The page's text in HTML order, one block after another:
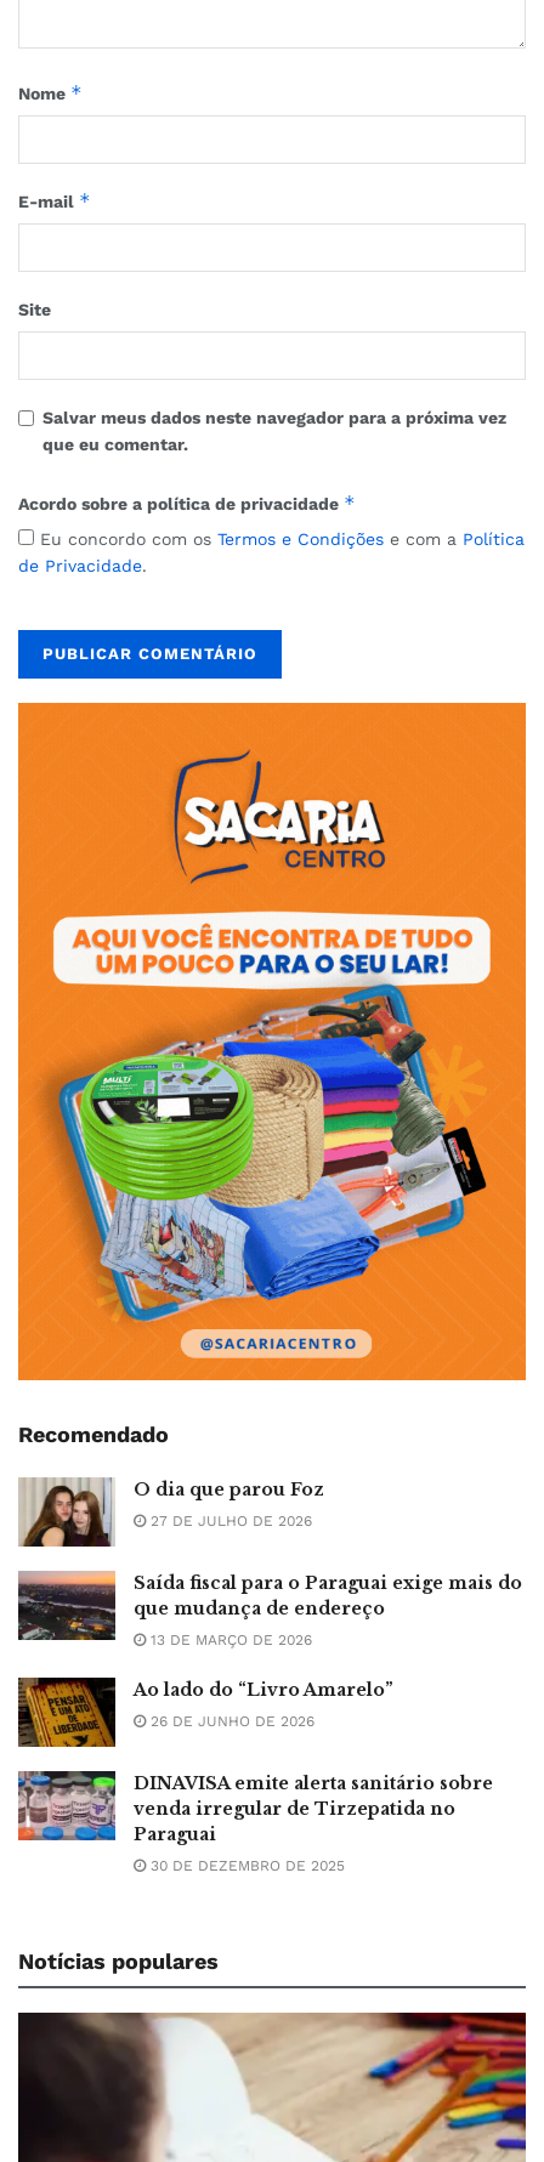
Nome *
E-mail *
Site
Salvar meus dados neste navegador para a próxima vez
que eu comentar.
Acordo sobre a política de privacidade *
Eu concordo com os Termos e Condições e com a Política
de Privacidade.
Recomendado
O dia que parou Foz
27 DE JULHO DE 2026
Saída fiscal para o Paraguai exige mais do
que mudança de endereço
13 DE MARÇO DE 2026
Ao lado do “Livro Amarelo”
26 DE JUNHO DE 2026
DINAVISA emite alerta sanitário sobre
venda irregular de Tirzepatida no
Paraguai
30 DE DEZEMBRO DE 2025
Notícias populares